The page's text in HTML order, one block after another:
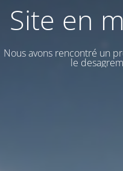
Site en
Nous avons rencontré un
le